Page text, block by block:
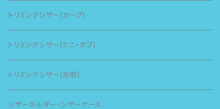
トリミングシザー(カーブ）
トリミングシザー(ミニ・ボブ)
トリミングシザー(左用)
シザーホルダー・シザーケース